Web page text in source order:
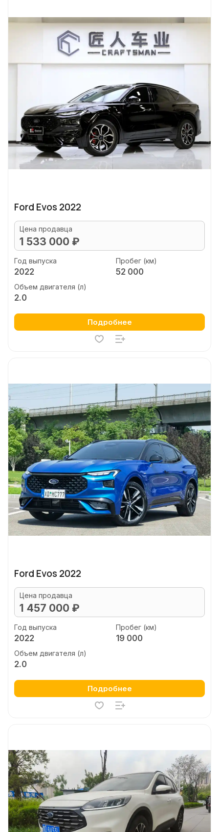
Ford Evos 2022
Цена продавца
1 533 000 ₽
Год выпуска
2022
Пробег (км)
52 000
Объем двигателя (л)
2.0
Подробнее
Ford Evos 2022
Цена продавца
1 457 000 ₽
Год выпуска
2022
Пробег (км)
19 000
Объем двигателя (л)
2.0
Подробнее